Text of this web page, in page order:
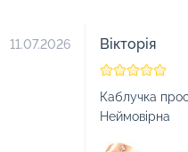
11.07.2026 Вікторія
Каблучка
Неймовірна